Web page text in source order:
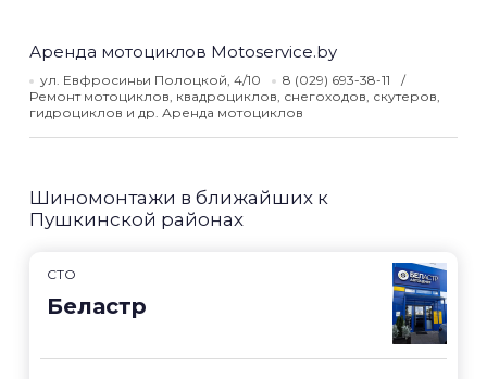
Аренда мотоциклов Motoservice.by
ул. Евфросиньи Полоцкой, 4/10
8 (029) 693-38-11
Ремонт мотоциклов, квадроциклов, снегоходов, скутеров,
гидроциклов и др. Аренда мотоциклов
Шиномонтажи в ближайших к
Пушкинской районах
СТО
Беластр